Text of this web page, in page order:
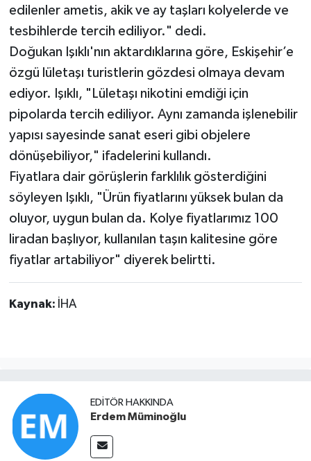
edilenler ametis, akik ve ay taşları kolyelerde ve
tesbihlerde tercih ediliyor." dedi.
Doğukan Işıklı'nın aktardıklarına göre, Eskişehir’e
özgü lületaşı turistlerin gözdesi olmaya devam
ediyor. Işıklı, "Lületaşı nikotini emdiği için
pipolarda tercih ediliyor. Aynı zamanda işlenebilir
yapısı sayesinde sanat eseri gibi objelere
dönüşebiliyor," ifadelerini kullandı.
Fiyatlara dair görüşlerin farklılık gösterdiğini
söyleyen Işıklı, "Ürün fiyatlarını yüksek bulan da
oluyor, uygun bulan da. Kolye fiyatlarımız 100
liradan başlıyor, kullanılan taşın kalitesine göre
fiyatlar artabiliyor" diyerek belirtti.
Kaynak: İHA
EDITÖR HAKKINDA
Erdem Müminoğlu